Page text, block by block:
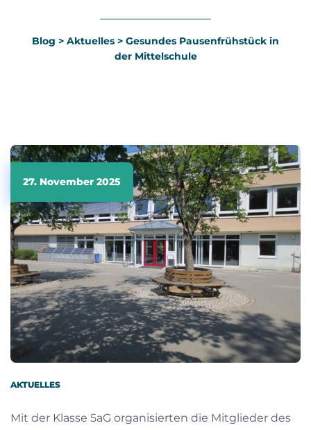
Blog > Aktuelles > Gesundes Pausenfrühstück in
der Mittelschule
27. November 2025
AKTUELLES
Mit der Klasse 5aG organisierten die Mitglieder des